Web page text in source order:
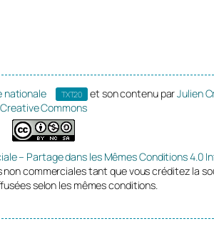
nationale TXT20 et son contenu parJulien
Creative Commons
– Partage dans les Mêmes Conditions 4.0
commerciales tant que vous créditez la
selon les mêmes conditions.